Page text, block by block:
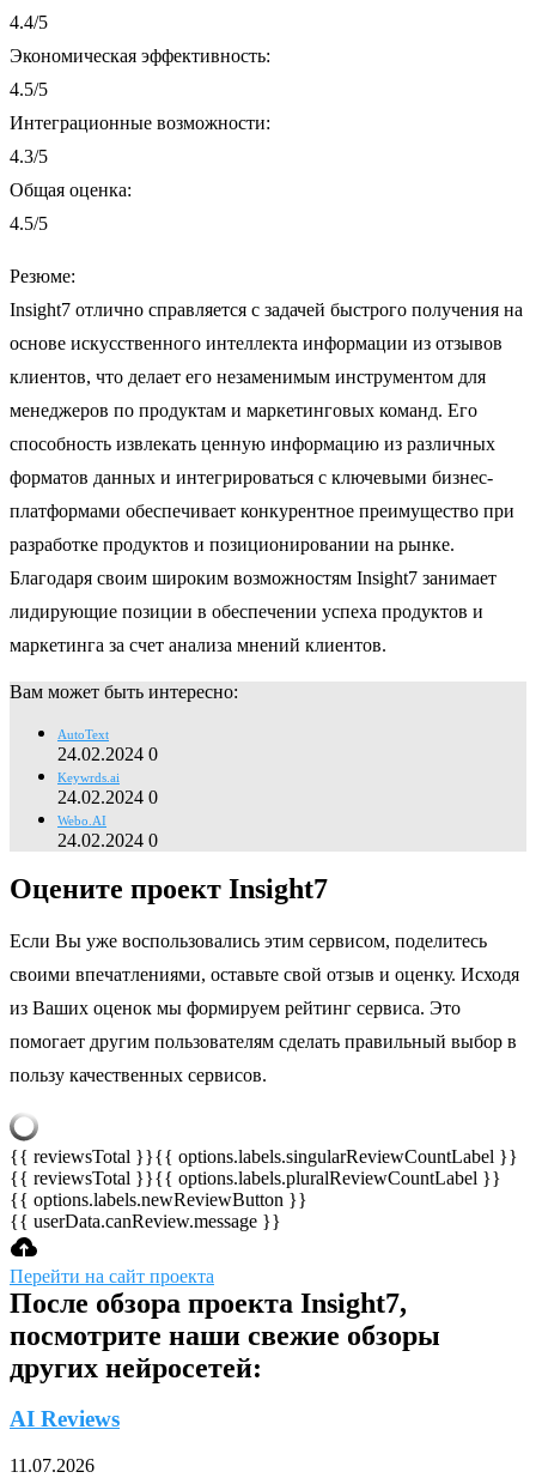
4.4/5
Экономическая эффективность:
4.5/5
Интеграционные возможности:
4.3/5
Общая оценка:
4.5/5
Резюме:
Insight7 отлично справляется с задачей быстрого получения на
основе искусственного интеллекта информации из отзывов
клиентов, что делает его незаменимым инструментом для
менеджеров по продуктам и маркетинговых команд. Его
способность извлекать ценную информацию из различных
форматов данных и интегрироваться с ключевыми бизнес-
платформами обеспечивает конкурентное преимущество при
разработке продуктов и позиционировании на рынке.
Благодаря своим широким возможностям Insight7 занимает
лидирующие позиции в обеспечении успеха продуктов и
маркетинга за счет анализа мнений клиентов.
Вам может быть интересно:
AutoText
24.02.2024 0
Keywrds.ai
24.02.2024 0
Webo.AI
24.02.2024 0
Оцените проект Insight7
Если Вы уже воспользовались этим сервисом, поделитесь
своими впечатлениями, оставьте свой отзыв и оценку. Исходя
из Ваших оценок мы формируем рейтинг сервиса. Это
помогает другим пользователям сделать правильный выбор в
пользу качественных сервисов.
{{ reviewsTotal }}{{ options.labels.singularReviewCountLabel }}
{{ reviewsTotal }}{{ options.labels.pluralReviewCountLabel }}
{{ options.labels.newReviewButton }}
{{ userData.canReview.message }}
Перейти на сайт проекта
После обзора проекта Insight7,
посмотрите наши свежие обзоры
других нейросетей:
AI Reviews
11.07.2026